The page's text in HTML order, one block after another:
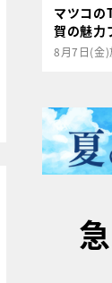
マツコの
賀の魅力
8月7日(金)